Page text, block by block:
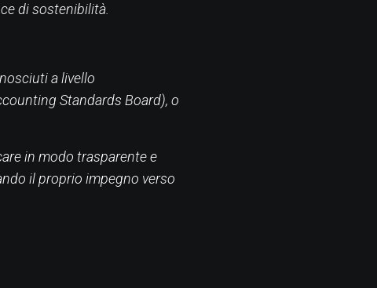
di sostenibilità.
a livello
Standards Board), o
in modo trasparente e
il proprio impegno verso